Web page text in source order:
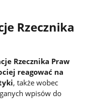
Rzecznika
Rzecznika Praw
reagować na
, także wobec
wpisów do